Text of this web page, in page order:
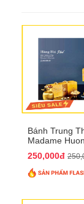
Bánh Trung
Madame
250,000đ